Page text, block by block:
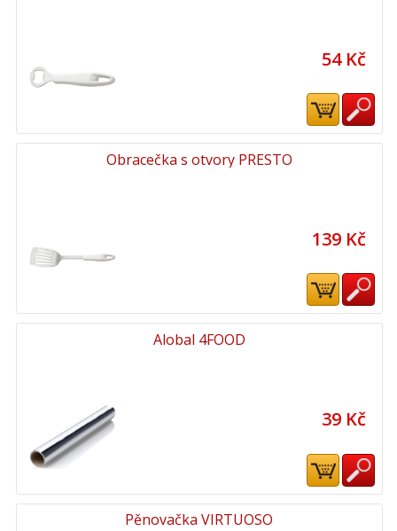
54 Kč
Obracečka s otvory PRESTO
139 Kč
Alobal 4FOOD
39 Kč
Pěnovačka VIRTUOSO